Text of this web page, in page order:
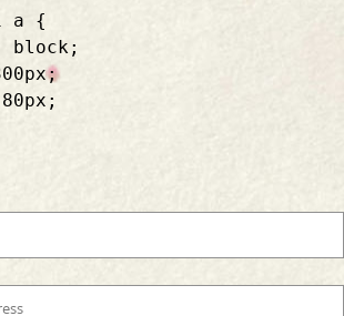
a {
block;